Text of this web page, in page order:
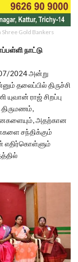
Shree Gold Bankers
நாட்டு
2024 அன்று
தலைப்பில் திருச்சி
ராஜ் சிறப்பு
அதற்கான
சந்திக்கும்
எதிர்கொள்ளும்